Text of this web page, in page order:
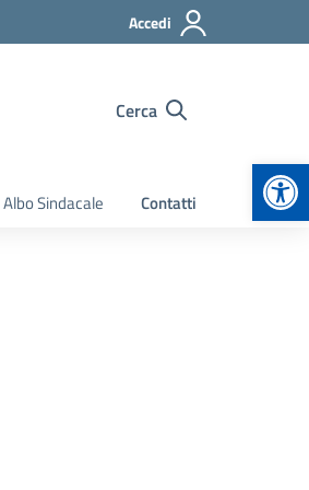
Accedi
Cerca
Albo Sindacale Contatti